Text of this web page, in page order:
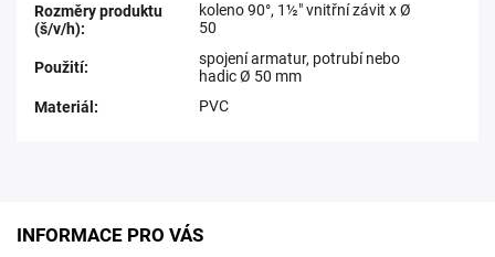
Rozměry produktu
(š/v/h):
koleno 90°, 1½" vnitřní závit x Ø
50
Použití:
spojení armatur, potrubí nebo
hadic Ø 50 mm
Materiál : PVC
INFORMACE PRO VÁS